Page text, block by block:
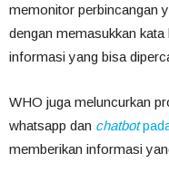
memonitor perbincangan
dengan memasukkan
informasi yang bisa
WHO juga meluncurkan
whatsapp dan chatbot
memberikan informasi